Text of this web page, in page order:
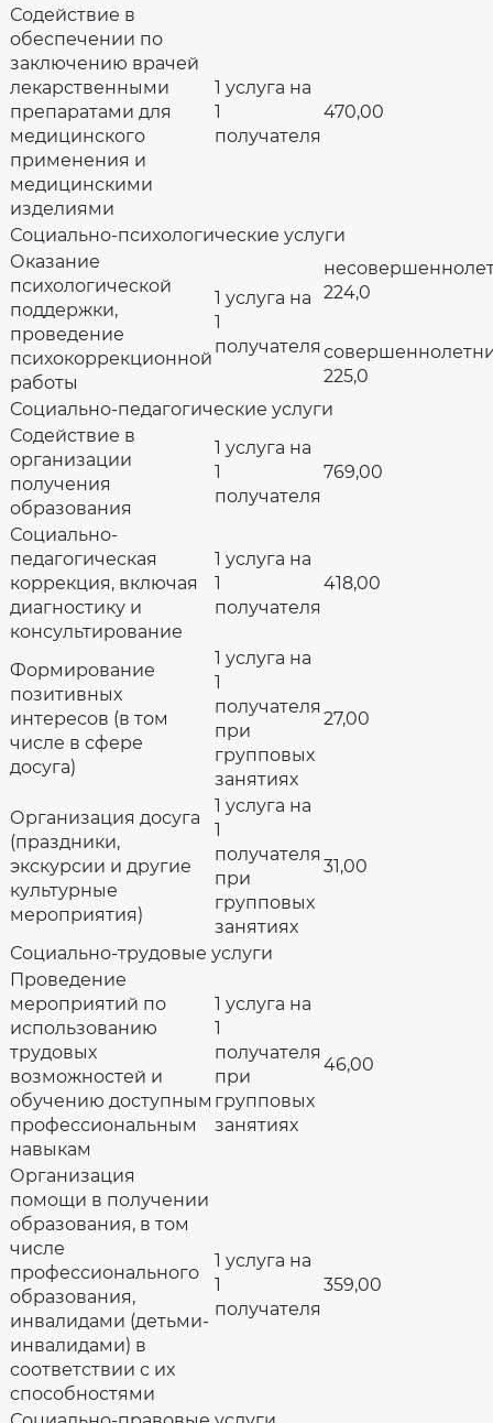
Содействие в
обеспечении по
заключению врачей
лекарственными
препаратами для
медицинского
применения и
медицинскими
изделиями
1 услуга на
1
получателя
470,00
Социально-психологические услуги
Оказание
психологической
поддержки,
проведение
психокоррекционной
работы
1 услуга на
1
получателя
224,0
225,0
Социально-педагогические услуги
Содействие в
организации
получения
образования
1 услуга на
1
получателя
769,00
Социально-
педагогическая
коррекция, включая
диагностику и
консультирование
1 услуга на
1
получателя
418,00
Формирование
позитивных
интересов (в том
числе в сфере
досуга)
1 услуга на
1
получателя
при
групповых
занятиях
27,00
Организация досуга
(праздники,
экскурсии и другие
культурные
мероприятия)
1 услуга на
1
получателя
при
групповых
занятиях
31,00
Социально-трудовые услуги
Проведение
мероприятий по
использованию
трудовых
возможностей и
обучению доступным
профессиональным
навыкам
1 услуга на
1
получателя
при
групповых
занятиях
46,00
Организация
помощи в получении
образования, в том
числе
профессионального
образования,
инвалидами (детьми-
инвалидами) в
соответствии с их
способностями
1 услуга на
1
получателя
359,00